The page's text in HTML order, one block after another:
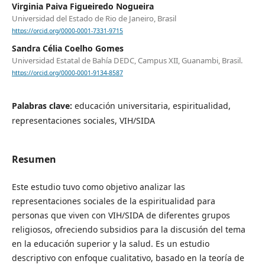
Virginia Paiva Figueiredo Nogueira
Universidad del Estado de Rio de Janeiro, Brasil
https://orcid.org/0000-0001-7331-9715
Sandra Célia Coelho Gomes
Universidad Estatal de Bahía DEDC, Campus XII, Guanambi, Brasil.
https://orcid.org/0000-0001-9134-8587
Palabras clave: educación universitaria, espiritualidad,
representaciones sociales, VIH/SIDA
Resumen
Este estudio tuvo como objetivo analizar las
representaciones sociales de la espiritualidad para
personas que viven con VIH/SIDA de diferentes grupos
religiosos, ofreciendo subsidios para la discusión del tema
en la educación superior y la salud. Es un estudio
descriptivo con enfoque cualitativo, basado en la teoría de